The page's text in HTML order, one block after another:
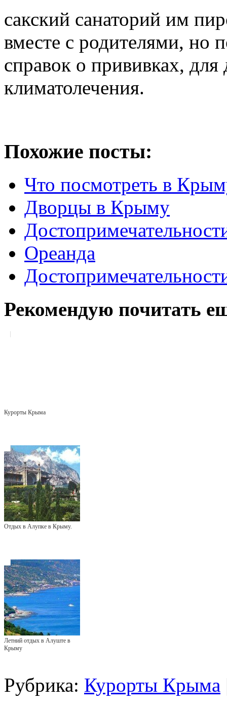
сакский санаторий им
вместе с родителями, но
справок о прививках, для
климатолечения.
Похожие посты:
Что посмотреть в
Дворцы в Крыму
Ореанда
Рекомендую почитать
Курорты Крыма
Отдых в Алупке в Крыму.
Летний отдых в Алуште в
Крыму
Рубрика: Курорты Крыма